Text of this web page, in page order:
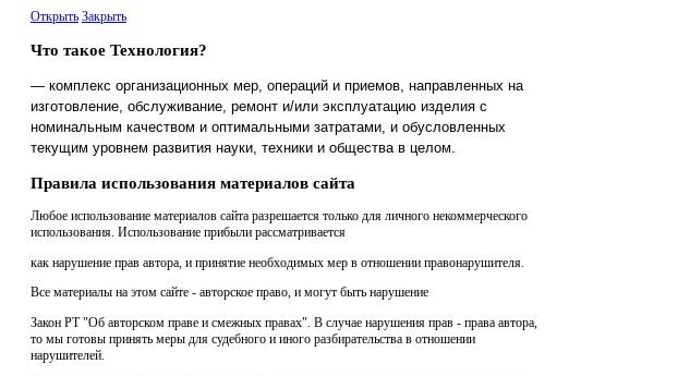
Открыть Закрыть
Что такое Технология?
— комплекс организационных мер, операций и приемов, направленных на
изготовление, обслуживание, ремонт и/или эксплуатацию изделия с
номинальным качеством и оптимальными затратами, и обусловленных
текущим уровнем развития науки, техники и общества в целом.
Правила использования материалов сайта
Любое использование материалов сайта разрешается только для личного некоммерческого
использования. Использование прибыли рассматривается
как нарушение прав автора, и принятие необходимых мер в отношении правонарушителя.
Все материалы на этом сайте - авторское право, и могут быть нарушение
Закон РТ "Об авторском праве и смежных правах". В случае нарушения прав - права автора,
то мы готовы принять меры для судебного и иного разбирательства в отношении
нарушителей.